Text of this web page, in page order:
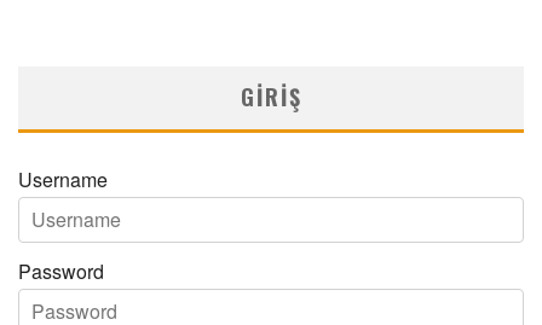
GIRIŞ
Username
Password